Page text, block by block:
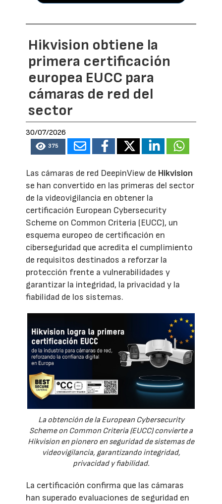
Hikvision obtiene la
primera certificación
europea EUCC para
cámaras de red del
sector
30/07/2026
375
Las cámaras de red DeepinView de Hikvision
se han convertido en las primeras del sector
de la videovigilancia en obtener la
certificación European Cybersecurity
Scheme on Common Criteria (EUCC), un
esquema europeo de certificación en
ciberseguridad que acredita el cumplimiento
de requisitos destinados a reforzar la
protección frente a vulnerabilidades y
garantizar la integridad, la privacidad y la
fiabilidad de los sistemas.
La obtención de la European Cybersecurity
Scheme on Common Criteria (EUCC) convierte a
Hikvision en pionero en seguridad de sistemas de
videovigilancia, garantizando integridad,
privacidad y fiabilidad.
La certificación confirma que las cámaras
han superado evaluaciones de seguridad en